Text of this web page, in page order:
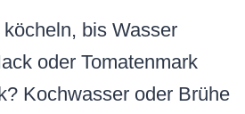
bis Wasser
oder Tomatenmark
Kochwasser oder Brühe